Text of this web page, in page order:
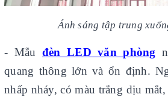
Ánh sáng tập trung
- Mẫu đèn LED văn phòng
quang thông lớn và ổn định.
nhấp nháy, có màu trắng dịu